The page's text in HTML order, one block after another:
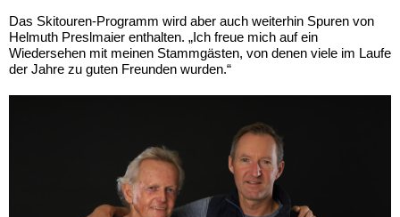
Das Skitouren-Programm wird aber auch weiterhin Spuren von
Helmuth Preslmaier enthalten. „Ich freue mich auf ein
Wiedersehen mit meinen Stammgästen, von denen viele im Laufe
der Jahre zu guten Freunden wurden.“